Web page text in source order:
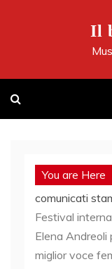
Il
You are Here
comunicati
Festival
Elena Andreoli
miglior voce